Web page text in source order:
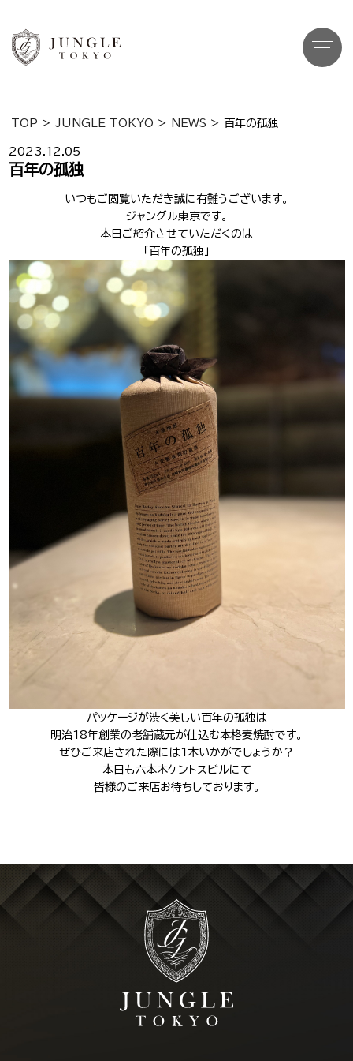
Gravure グラビア
Recruit Cast
Recruit Staff
Shop Info
J-Tokyo
Entertainment
プロダクション事業
TOP > JUNGLE TOKYO > NEWS > 百年の孤独
2023.12.05
百年の孤独
いつもご閲覧いただき誠に有難うございます。
ジャングル東京です。
本日ご紹介させていただくのは
「百年の孤独」
パッケージが渋く美しい百年の孤独は
明治18年創業の老舗蔵元が仕込む本格麦焼酎です。
ぜひご来店された際には1本いかがでしょうか？
本日も六本木ケントスビルにて
皆様のご来店お待ちしております。